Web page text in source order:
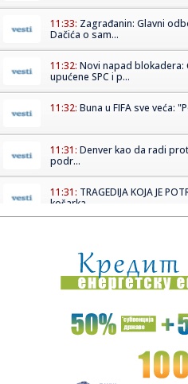
11:33: Zagrađanin: Glavni
Dačića o sam...
11:32: Novi napad blokadera:
upućene SPC i p...
11:32: Buna u FIFA sve veća:
11:31: Denver kao da radi
podr...
11:31: TRAGEDIJA KOJA JE
košarka...
11:28:U požaru u Gornjem
šestočla...
11:26:Novak Đoković otvorio
Na Zlatiboru žu-žu